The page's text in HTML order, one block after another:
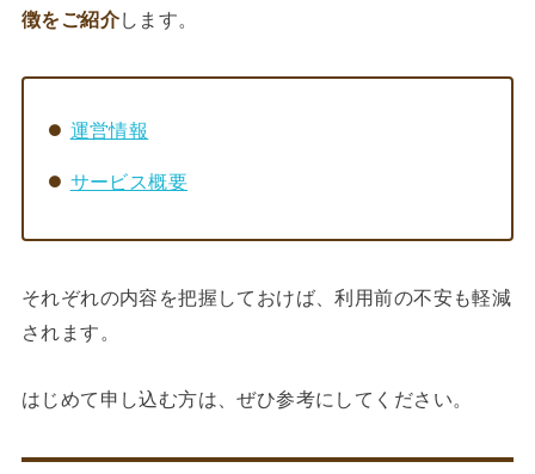
徴をご紹介します。
運営情報
サービス概要
それぞれの内容を把握しておけば、利用前の不安も軽減
されます。
はじめて申し込む方は、ぜひ参考にしてください。